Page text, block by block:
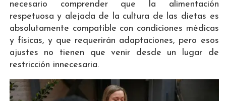
necesario comprender que la alimentación
respetuosa y alejada de la cultura de las dietas es
absolutamente compatible con condiciones médicas
y físicas, y que requerirán adaptaciones, pero esos
ajustes no tienen que venir desde un lugar de
restricción innecesaria.